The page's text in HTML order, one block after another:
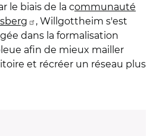
le biais de la communauté
, Willgottheim s'est
dans la formalisation
afin de mieux mailler
et récréer un réseau plus